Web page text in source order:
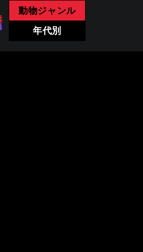
動物ジャンル
年代別